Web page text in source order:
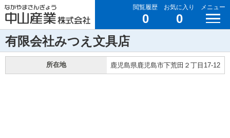
閲覧履歴
0
お気に入り
0
メニュー
有限会社みつえ文具店
所在地 鹿児島県鹿児島市下荒田２丁目17-12